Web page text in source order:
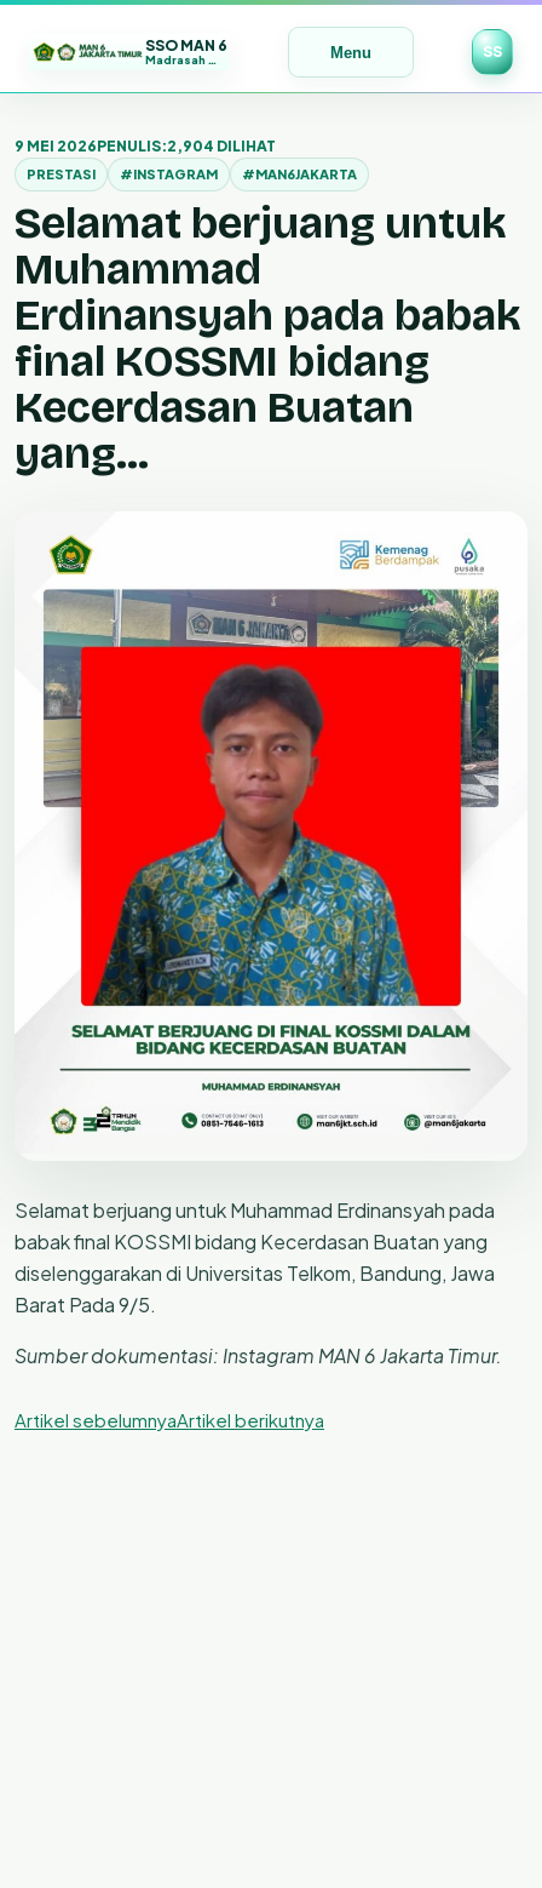
SSO MAN 6
Madrasah Maju | Bermutu | Mendunia Menu SS
ke
konten
9 MEI 2026PENULIS:2,904 DILIHAT
PRESTASI #INSTAGRAM #MAN6JAKARTA
Selamat berjuang untuk
Muhammad
Erdinansyah pada babak
final KOSSMI bidang
Kecerdasan Buatan
yang…
Selamat berjuang untuk Muhammad Erdinansyah pada
babak final KOSSMI bidang Kecerdasan Buatan yang
diselenggarakan di Universitas Telkom, Bandung, Jawa
Barat Pada 9/5.
Sumber dokumentasi: Instagram MAN 6 Jakarta Timur.
Artikel sebelumnyaArtikel berikutnya